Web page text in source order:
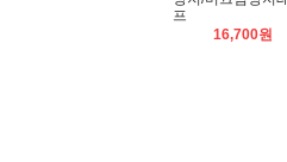
프
16,700원